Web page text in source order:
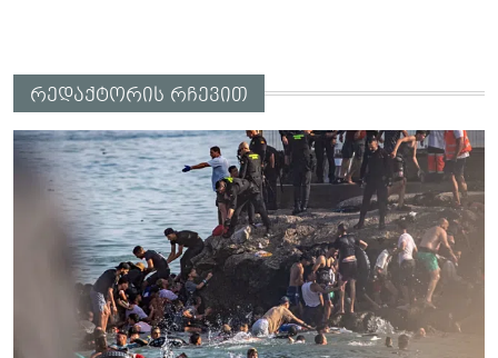
რედაქტორის რჩევით